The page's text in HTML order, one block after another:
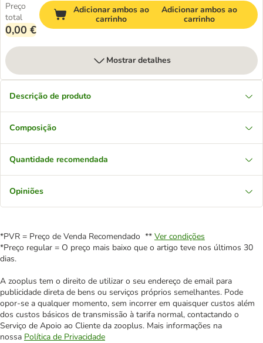
Preço
total
0,00 €
Adicionar ambos ao
carrinho
Adicionar ambos ao
carrinho
Mostrar detalhes
Descrição de produto
Composição
Quantidade recomendada
Opiniões
*PVR = Preço de Venda Recomendado ** Ver condições
*Preço regular = O preço mais baixo que o artigo teve nos últimos 30
dias.
A zooplus tem o direito de utilizar o seu endereço de email para
publicidade direta de bens ou serviços próprios semelhantes. Pode
opor-se a qualquer momento, sem incorrer em quaisquer custos além
dos custos básicos de transmissão à tarifa normal, contactando o
Serviço de Apoio ao Cliente da zooplus. Mais informações na
nossa Política de Privacidade